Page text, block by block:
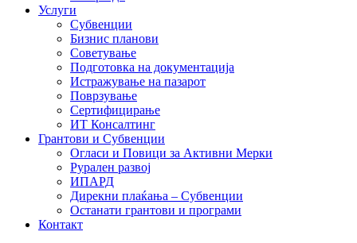
Услуги
Субвенции
Бизнис планови
Советување
Подготовка на документација
Истражување на пазарот
Поврзување
Сертифицирање
ИТ Консалтинг
Грантови и Субвенции
Огласи и Повици за Активни Мерки
Рурален развој
ИПАРД
Дирекни плаќања – Субвенции
Останати грантови и програми
Контакт